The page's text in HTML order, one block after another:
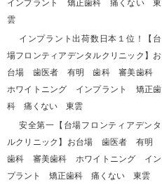
インプラント 矯正歯科 痛くない 東
雲
インプラント出荷数日本１位！【台
場フロンティアデンタルクリニック】お
台場 歯医者 有明 歯科 審美歯科
ホワイトニング インプラント 矯正歯
科 痛くない 東雲
安全第一【台場フロンティアデンタ
ルクリニック】お台場 歯医者 有明
歯科 審美歯科 ホワイトニング イン
プラント 矯正歯科 痛くない 東雲